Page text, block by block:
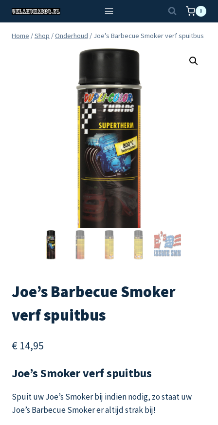
Doorgaan
inhoud
0
Home /Shop /Onderhoud / Joe’s Barbecue Smoker verf spuitbus
Joe’s Barbecue Smoker
verf spuitbus
€ 14,95
Joe’s Smoker verf spuitbus
Spuit uw Joe’s Smoker bij indien nodig, zo staat uw
Joe’s Barbecue Smoker er altijd strak bij!